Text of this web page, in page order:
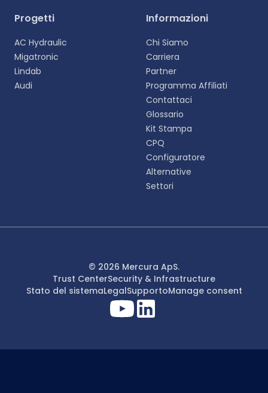
Progetti
AC Hydraulic
Migatronic
Lindab
Audi
Informazioni
Chi Siamo
Carriera
Partner
Programma Affiliati
Contattaci
Glossario
Kit Stampa
CPQ
Configuratore
Alternative
Settori
© 2026 Mercura ApS.
Trust CenterSecurity & Infrastructure
Stato del sistemaLegalSupportoManage consent